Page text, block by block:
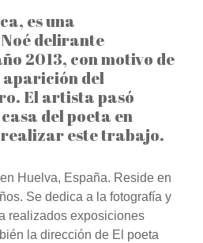
es una
delirante
2013, con motivo de
aparición del
El artista pasó
del poeta en
este trabajo.
Huelva, España. Reside en
Se dedica a la fotografía y
realizados exposiciones
la dirección de El poeta